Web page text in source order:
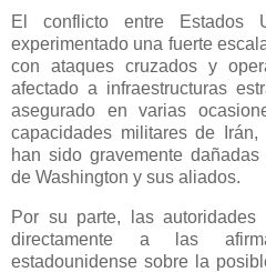
El conflicto entre Estados
experimentado una fuerte
con ataques cruzados y
afectado a infraestructuras
asegurado en varias
capacidades militares de
han sido gravemente
de Washington y sus aliados.
Por su parte, las
directamente a las
estadounidense sobre la